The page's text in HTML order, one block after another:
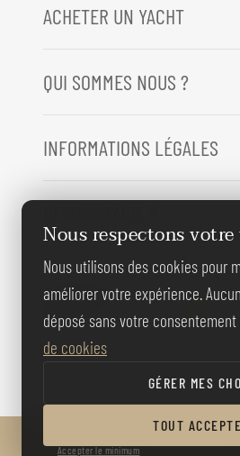
ACHETER UN YACHT
QUI SOMMES NOUS ?
INFORMATIONS LÉGALES
REJOIGNEZ-
NOUS
Accepter le minimum
Nous respectons
Nous utilisons des cookies pour
améliorer votre expérience.
déposé sans votre
de cookies
GÉRER MES
TOUT